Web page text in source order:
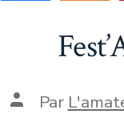
Auteur
Par